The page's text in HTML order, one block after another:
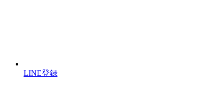
LINE登録